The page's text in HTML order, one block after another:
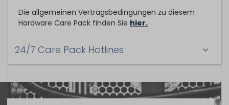
Die allgemeinen Vertragsbedingungen zu diesem
Hardware Care Pack finden Sie hier.
24/7 Care Pack Hotlines